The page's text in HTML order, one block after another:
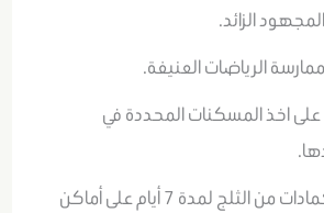
الزائد.
الرياضات العنيفة.
اخذ المسكنات المحددة في
عمل كمادات من الثلج لمدة 7 أيام على أماكن